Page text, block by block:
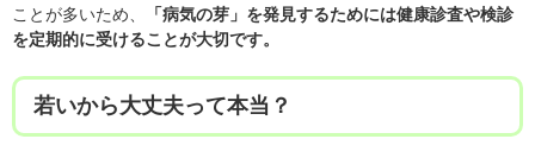
ことが多いため、
「病気の芽」を発見するためには健康診査や検診
を定期的に受けることが大切です。
若いから大丈夫って本当？